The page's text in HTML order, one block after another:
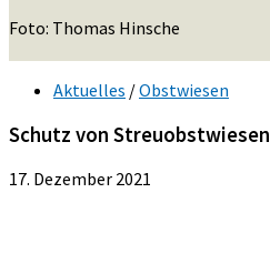
Foto: Thomas Hinsche
Aktuelles /Obstwiesen
Schutz von Streuobstwiesen
17. Dezember 2021